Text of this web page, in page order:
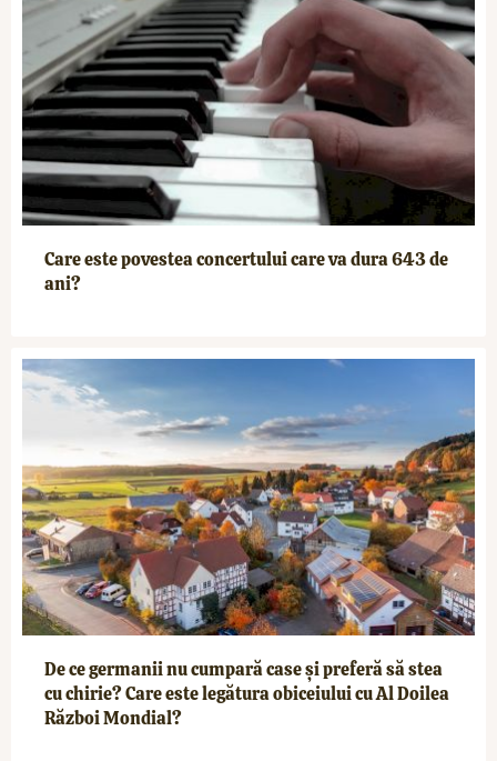
Care este povestea concertului care va dura 643 de
ani?
De ce germanii nu cumpară case și preferă să stea
cu chirie? Care este legătura obiceiului cu Al Doilea
Război Mondial?